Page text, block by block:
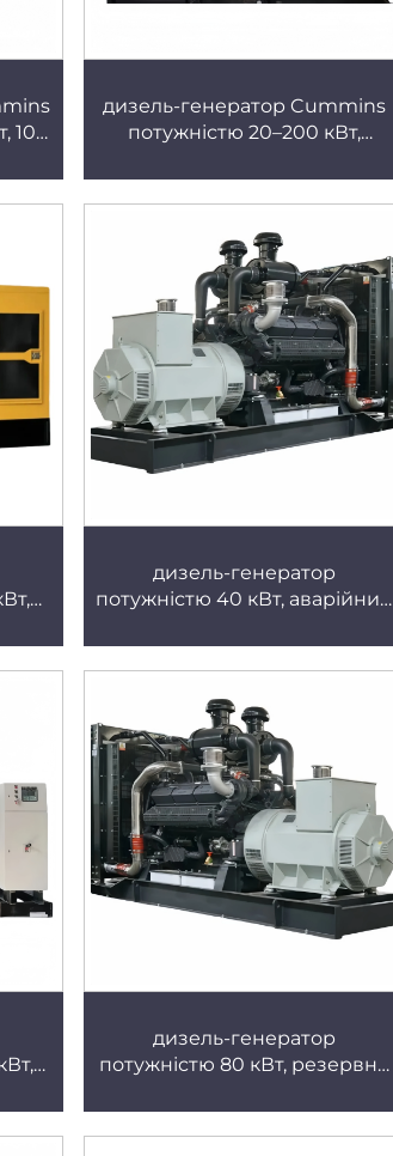
100
дизель-генератор Cummins
потужністю 20–200 кВт,
повністю автоматичний,
тихий генератор з низьким
рівнем шуму
дизель-генератор
потужністю 40 кВт, аварійний
охолодження, ефективне
відведення тепла,
безперервне живлення
дизель-генератор
потужністю 80 кВт, резервне
обробки даних, водяне
охолодження, промислового